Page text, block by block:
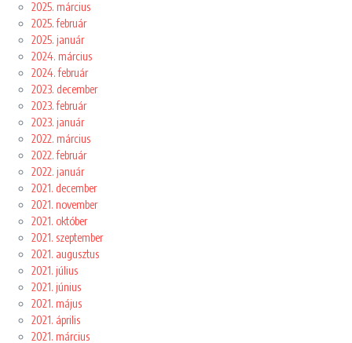
2025. március
2025. február
2025. január
2024. március
2024. február
2023. december
2023. február
2023. január
2022. március
2022. február
2022. január
2021. december
2021. november
2021. október
2021. szeptember
2021. augusztus
2021. július
2021. június
2021. május
2021. április
2021. március